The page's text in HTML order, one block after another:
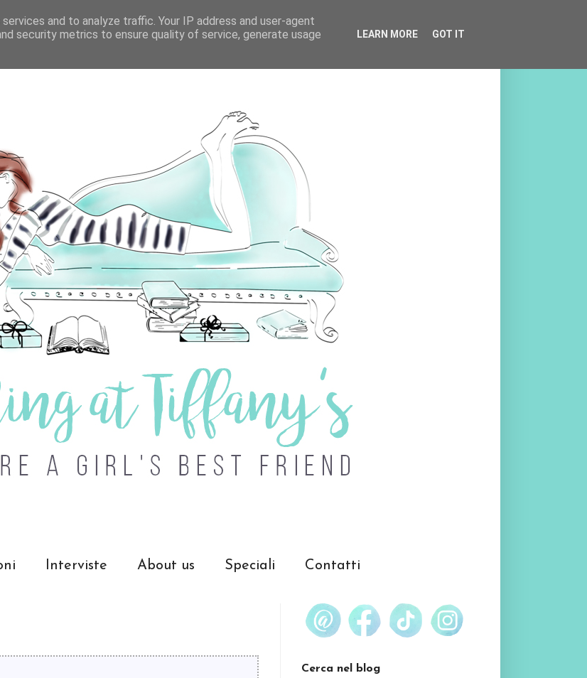
Interviste About us Speciali Contatti
Cerca nel blog
and to analyze traffic. Your IP address and user-agent
security metrics to ensure quality of service, generate usage
LEARN MORE GOT IT